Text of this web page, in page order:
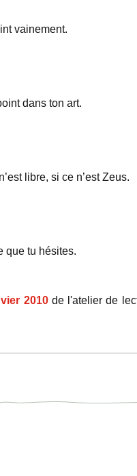
vainement.
dans ton art.
libre, si ce n’est Zeus.
que tu hésites.
2010de l'atelier de